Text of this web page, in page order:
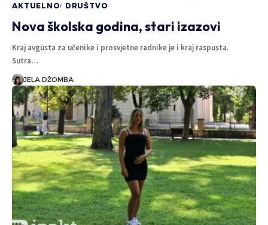
AKTUELNO DRUŠTVO
Nova školska godina, stari izazovi
Kraj avgusta za učenike i prosvjetne radnike je i kraj raspusta.
Sutra…
JELA DŽOMBA